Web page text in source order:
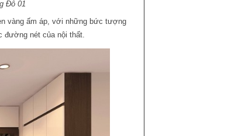
Đô 01
vàng ấm áp, với những bức tượng
đường nét của nội thất.